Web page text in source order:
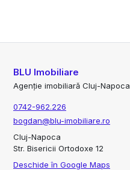
BLU Imobiliare
Agenție imobiliară Cluj-Napoca
0742-962.226
bogdan@blu-imobiliare.ro
Cluj-Napoca
Str. Bisericii Ortodoxe 12
Deschide în Google Maps